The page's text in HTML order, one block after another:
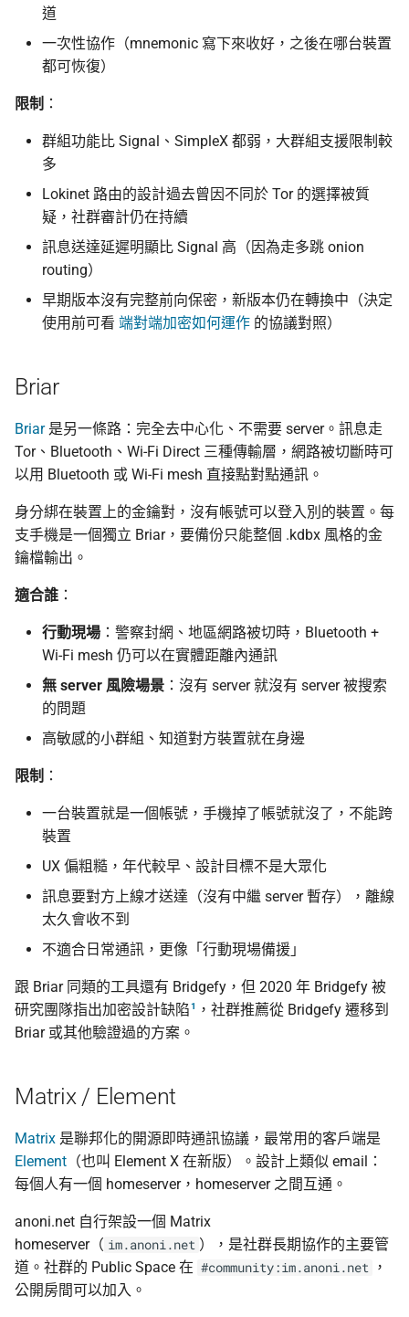
道
一次性協作（mnemonic 寫下來收好，之後在哪台裝置
都可恢復）
限制 ：
群組功能比 Signal、SimpleX 都弱，大群組支援限制較
多
Lokinet 路由的設計過去曾因不同於 Tor 的選擇被質
疑，社群審計仍在持續
訊息送達延遲明顯比 Signal 高（因為走多跳 onion
routing）
早期版本沒有完整前向保密，新版本仍在轉換中（決定
使用前可看 端對端加密如何運作 的協議對照）
Briar
Briar是另一條路：完全去中心化、不需要 server。訊息走
Tor、Bluetooth、Wi-Fi Direct 三種傳輸層，網路被切斷時可
以用 Bluetooth 或 Wi-Fi mesh 直接點對點通訊。
身分綁在裝置上的金鑰對，沒有帳號可以登入別的裝置。每
支手機是一個獨立 Briar，要備份只能整個 .kdbx 風格的金
鑰檔輸出。
適合誰 ：
行動現場 ：警察封網、地區網路被切時，Bluetooth +
Wi-Fi mesh 仍可以在實體距離內通訊
無 server 風險場景 ：沒有 server 就沒有 server 被搜索
的問題
高敏感的小群組、知道對方裝置就在身邊
限制 ：
一台裝置就是一個帳號，手機掉了帳號就沒了，不能跨
裝置
UX 偏粗糙，年代較早、設計目標不是大眾化
訊息要對方上線才送達（沒有中繼 server 暫存），離線
太久會收不到
不適合日常通訊，更像「行動現場備援」
跟 Briar 同類的工具還有 Bridgefy，但 2020 年 Bridgefy 被
研究團隊指出加密設計缺陷1
，社群推薦從 Bridgefy 遷移到
Briar 或其他驗證過的方案。
Matrix / Element
Matrix 是聯邦化的開源即時通訊協議，最常用的客戶端是
Element （也叫 Element X 在新版）。設計上類似 email：
每個人有一個 homeserver，homeserver 之間互通。
anoni.net 自行架設一個 Matrix
homeserver（ im.anoni.net ），是社群長期協作的主要管
道。社群的 Public Space 在 #community:im.anoni.net ，
公開房間可以加入。